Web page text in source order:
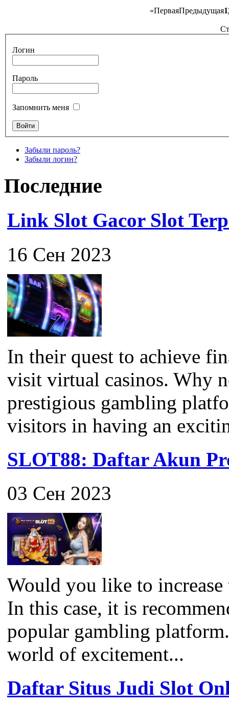
«ПерваяПредыдущая1
Логин
Пароль
Запомнить меня
Забыли пароль?
Забыли логин?
Последние
Link Slot Gacor Slot
16 Сен 2023
In their quest to achieve
visit virtual casinos. Why
prestigious gambling
visitors in having an
SLOT88: Daftar Akun
03 Сен 2023
Would you like to
In this case, it is
popular gambling
world of excitement...
Daftar Situs Judi Slot